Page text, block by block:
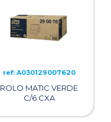
ref: A030129007620
ROLO MATIC VERDE
C/6 CXA